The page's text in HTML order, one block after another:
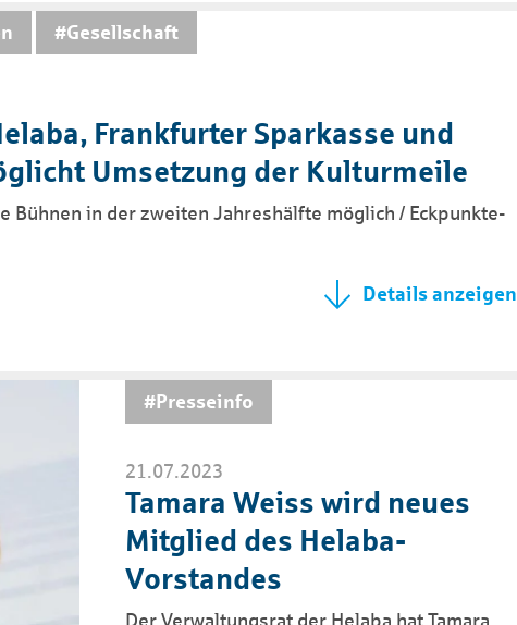
#Gesellschaft
Frankfurter Sparkasse und
Umsetzung der Kulturmeile
Bühnen in der zweiten Jahreshälfte möglich / Eckpunkte-
Details anzeigen
#Presseinfo
21.07.2023
Tamara Weiss wird neues
Mit­glied des Helaba-
Vorstand­es
Der Verwaltungsrat der Helaba hat Tamara